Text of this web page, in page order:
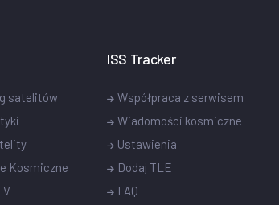
satelitów
Kosmiczne
ISS Tracker
Współpraca z serwisem
Wiadomości kosmiczne
Ustawienia
Dodaj TLE
FAQ